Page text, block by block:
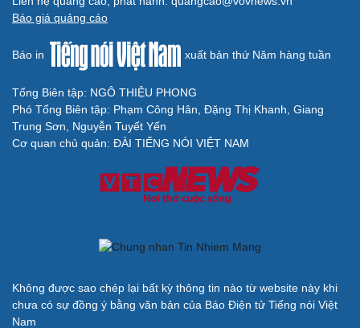
Tư vấn
check-in
Cửa sổ tình yêu
Báo giá quảng cáo
Báo in xuất bản thứ Năm hàng tuần
Tổng Biên tập: NGÔ THIỆU PHONG
Phó Tổng Biên tập: Phạm Công Hân, Đặng Thị Khanh, Giang
Trung Sơn, Nguyễn Tuyết Yến
Cơ quan chủ quản: ĐÀI TIẾNG NÓI VIỆT NAM
Không được sao chép lại bất kỳ thông tin nào từ website này khi
chưa có sự đồng ý bằng văn bản của Báo Điện tử Tiếng nói Việt
Nam